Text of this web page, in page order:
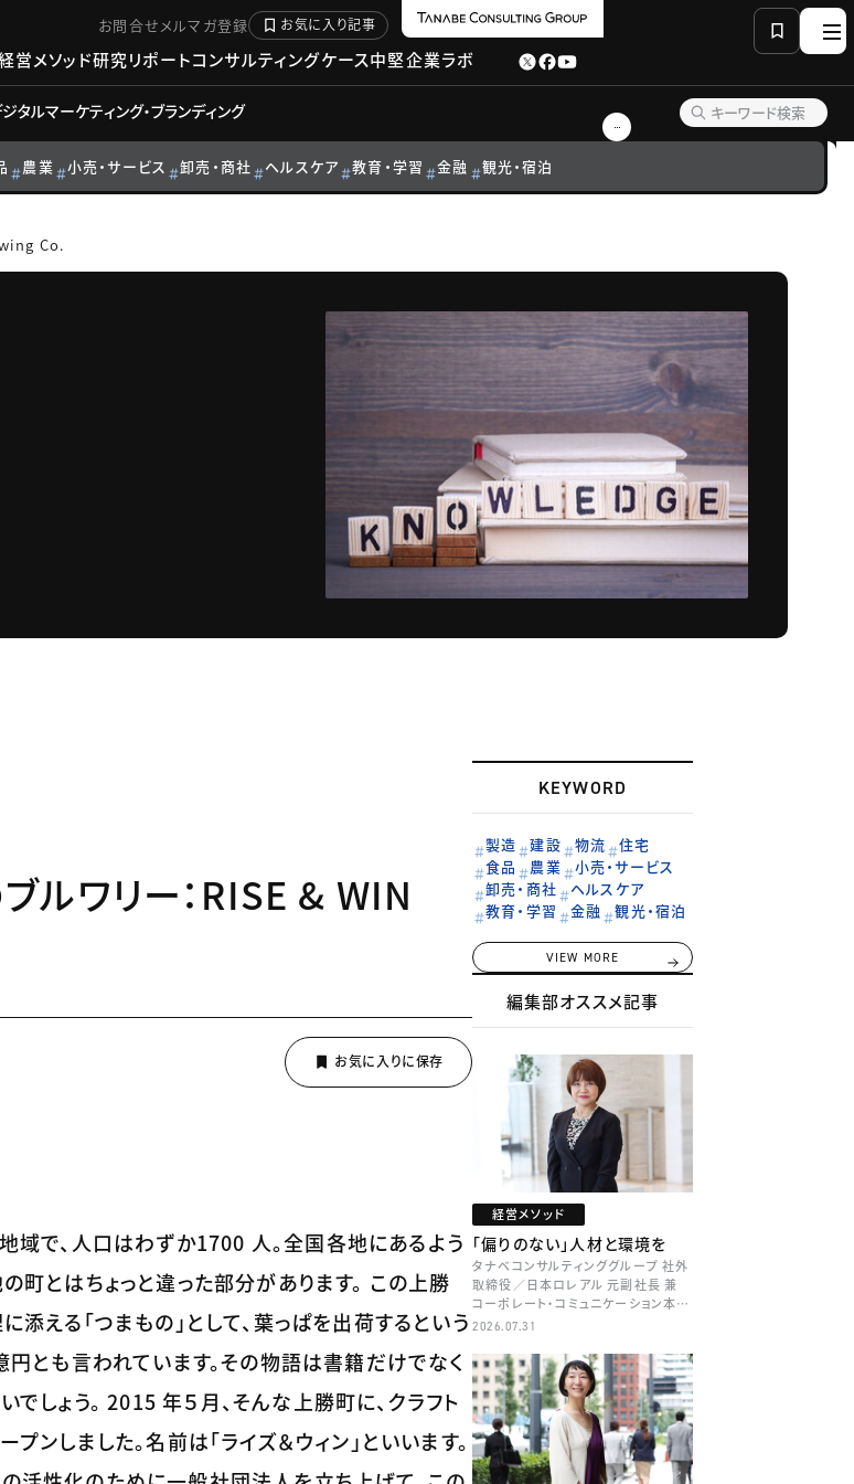
お問合せメルマガ登録 お気に入り記事
営メソッド研究リポートコンサルティングケース中堅企業ラボ
タルマーケティング・ブランディング
農業 小売・サービス 卸売・商社 ヘルスケア 教育・学習 金融 観光・宿泊
Co.
ルワリー：RISE & WIN
域で、人口はわずか1700 人。全国各地にあるよう
町とはちょっと違った部分があります。 この上勝
える「つまもの」として、葉っぱを出荷するという
とも言われています。その物語は書籍だけでなく
しょう。 2015 年５月、そんな上勝町に、クラフト
ンしました。名前は「ライズ＆ウィン」といいます。
KEYWORD
製造 建設 物流
住宅
食品
農業
小売・サービス
卸売・商社
ヘルスケア
教育・学習
金融 観光・宿泊
VIEW MORE
編集部オススメ記事
経営メソッド
「偏りのない」人材と環境を
タナベコンサルティンググループ 社外
取締役／日本ロレアル 元副社長 兼
コーポレート・コミュニケーション本部
本部長／キャリアコンサルタント 井村
2026.07.31